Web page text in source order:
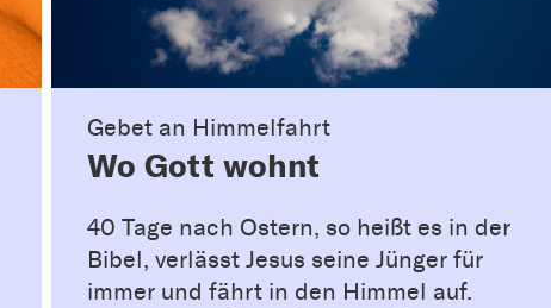
Gebet an Himmelfahrt
Wo Gott wohnt
40 Tage nach Ostern, so heißt es in der
Bibel, verlässt Jesus seine Jünger für
immer und fährt in den Himmel auf.